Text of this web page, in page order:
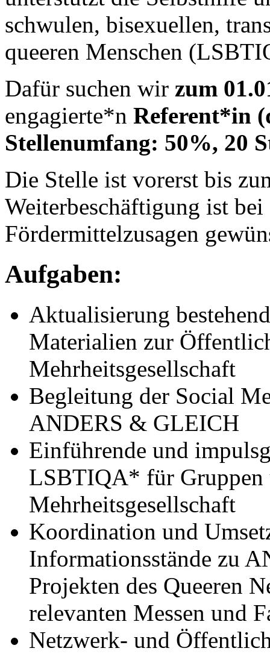
schwulen, bisexuellen,
queeren Menschen
Dafür suchen wir zum
engagierte*n Referent*in
Stellenumfang: 50%, 20
Die Stelle ist vorerst bis
Weiterbeschäftigung ist bei
Fördermittelzusagen
Aufgaben:
Aktualisierung
Materialien zur
Mehrheitsgesellschaft
Begleitung der Social
ANDERS & GLEICH
Einführende und
LSBTIQA* für Gruppen
Mehrheitsgesellschaft
Koordination und
Informationsstände zu
Projekten des Queeren
relevanten Messen und
Netzwerk- und